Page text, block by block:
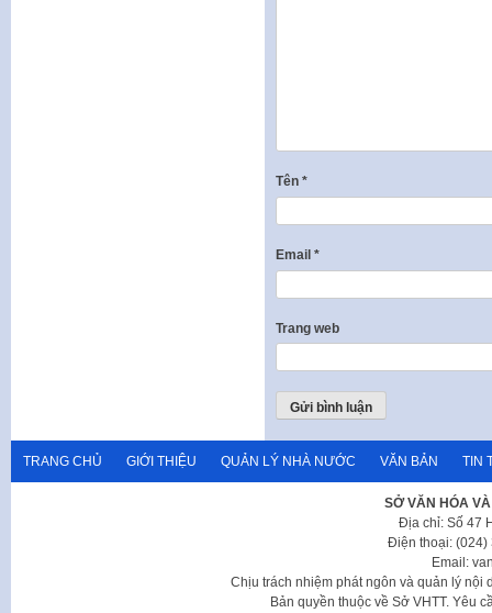
Tên *
Email *
Trang web
TRANG CHỦ GIỚI THIỆU QUẢN LÝ NHÀ NƯỚC VĂN BẢN TIN
SỞ VĂN HÓA
Địa chỉ: Số 47
Điện thoại: (024)
Email:
Chịu trách nhiệm phát ngôn và quản lý nội
Bản quyền thuộc về Sở VHTT. Yêu